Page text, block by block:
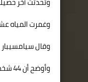
وغمرت المياه عشرات القرى في 12
وقال
وأوضح أن 44 شخصا لقوا حتفهم في منطقة غوا الأكثر تضررا.